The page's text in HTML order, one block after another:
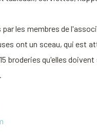
les membres de
ont un sceau, qui est
broderies qu'elles